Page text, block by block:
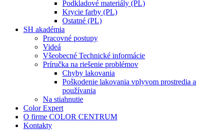
Podkladové materiály (PL)
Krycie farby (PL)
Ostatné (PL)
SH akadémia
Pracovné postupy
Videá
Všeobecné Technické informácie
Príručka na riešenie problémov
Chyby lakovania
Poškodenie lakovania vplyvom prostredia a
používania
Na stiahnutie
Color Expert
O firme COLOR CENTRUM
Kontakty